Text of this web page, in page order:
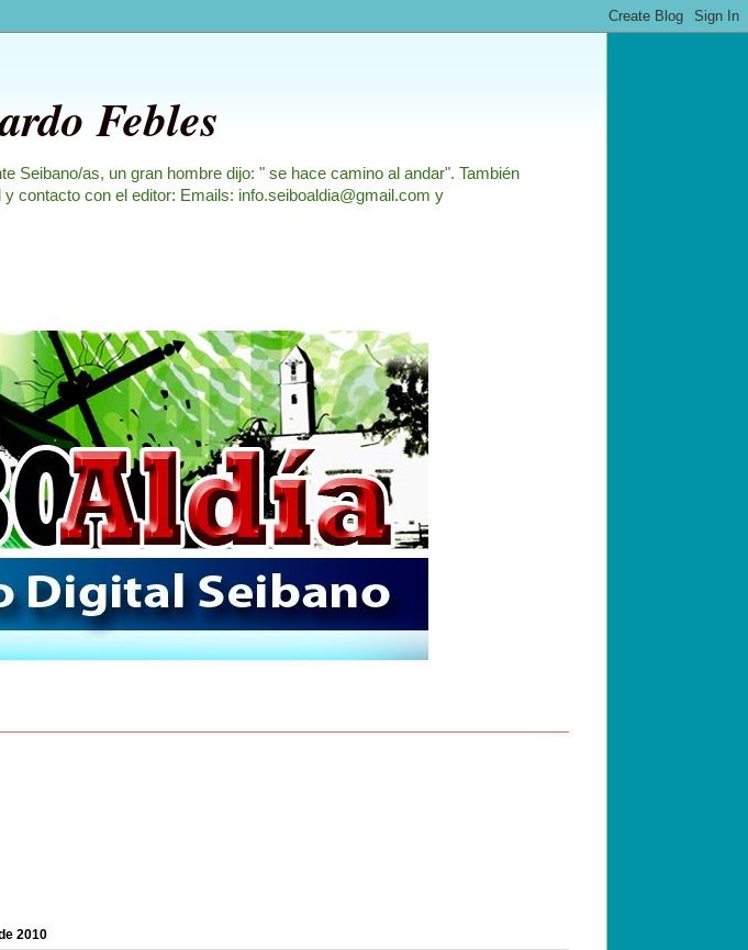
Febles
Seibano/as, un gran hombre dijo: " se hace camino al andar". También
contacto con el editor: Emails: info.seiboaldia@gmail.com y
2010